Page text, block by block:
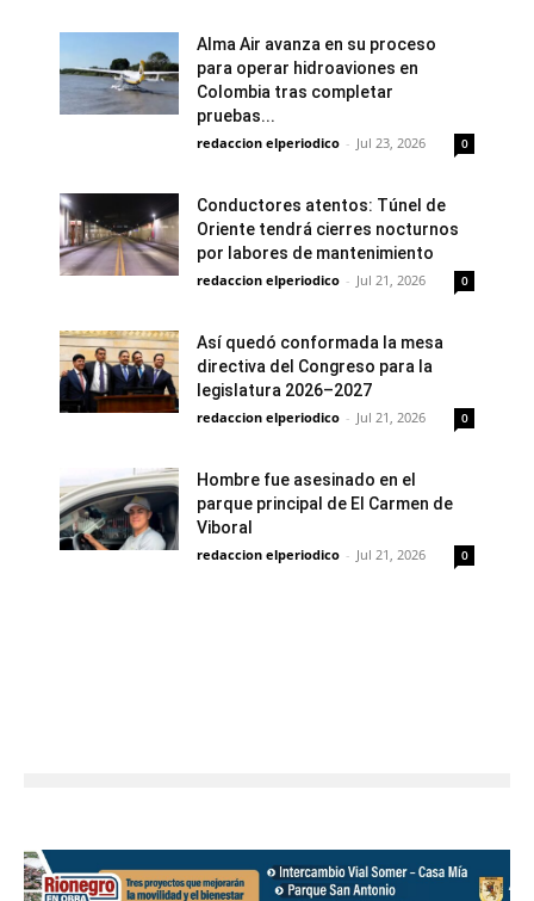
Alma Air avanza en su proceso
para operar hidroaviones en
Colombia tras completar
pruebas...
redaccion elperiodico - Jul 23, 2026 0
Conductores atentos: Túnel de
Oriente tendrá cierres nocturnos
por labores de mantenimiento
redaccion elperiodico - Jul 21, 2026 0
Así quedó conformada la mesa
directiva del Congreso para la
legislatura 2026–2027
redaccion elperiodico - Jul 21, 2026 0
Hombre fue asesinado en el
parque principal de El Carmen de
Viboral
redaccion elperiodico - Jul 21, 2026 0